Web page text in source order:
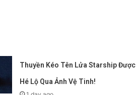
Thuyền Kéo Tên Lửa Starship Được
Hé Lộ Qua Ảnh Vệ Tinh!